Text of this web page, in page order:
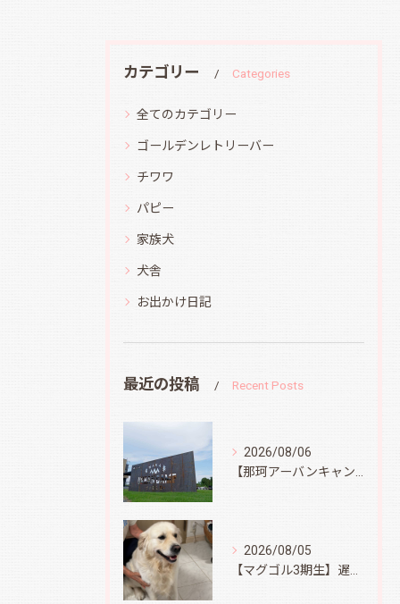
カテゴリー Categories
全てのカテゴリー
ゴールデンレトリーバー
チワワ
パピー
家族犬
犬舎
お出かけ日記
最近の投稿 Recent Posts
2026/08/06
【那珂アーバンキャンプフィールド】
2026/08/05
【マグゴル3期生】遅ればせながら